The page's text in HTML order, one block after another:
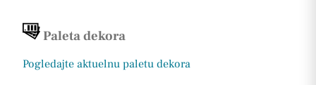
Paleta dekora
Pogledajte aktuelnu paletu dekora